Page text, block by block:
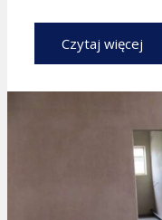
Czytaj więcej